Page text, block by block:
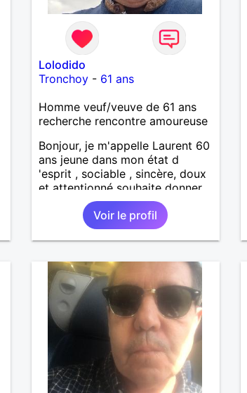
Lolodido
Tronchoy- 61 ans
Homme veuf/veuve de 61 ans
recherche rencontre amoureuse
Bonjour, je m'appelle Laurent 60
ans jeune dans mon état d
'esprit , sociable , sincère, doux
et attentionné souhaite donner
de la tendresse , de l'amour et
beaucoup de bonheur a la
femme qui souhaitera partager
ma vie . Bientôt en retraite a la
contrainte. Digne de confiance à
la femme qui voudras m 'en
accorder en toute sincérité.
Pour le reste venez me
découvrir par un échange.
Voir le profil